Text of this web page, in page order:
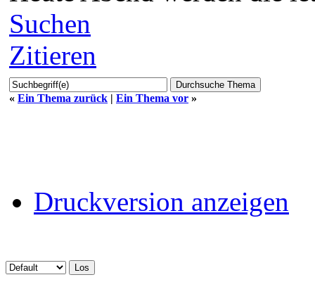
Suchen
Zitieren
« Ein Thema zurück | Ein Thema vor »
Druckversion anzeigen